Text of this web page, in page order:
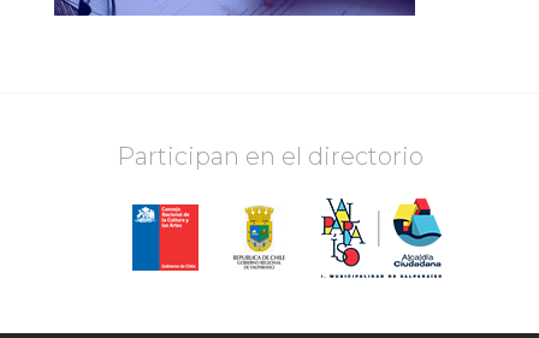
Participan en el directorio